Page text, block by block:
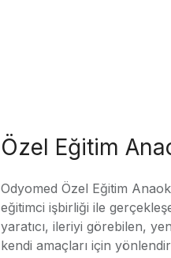
Özel Eğitim
Odyomed Özel Eğitim
eğitimci işbirliği ile
yaratıcı, ileriyi görebilen,
kendi amaçları için